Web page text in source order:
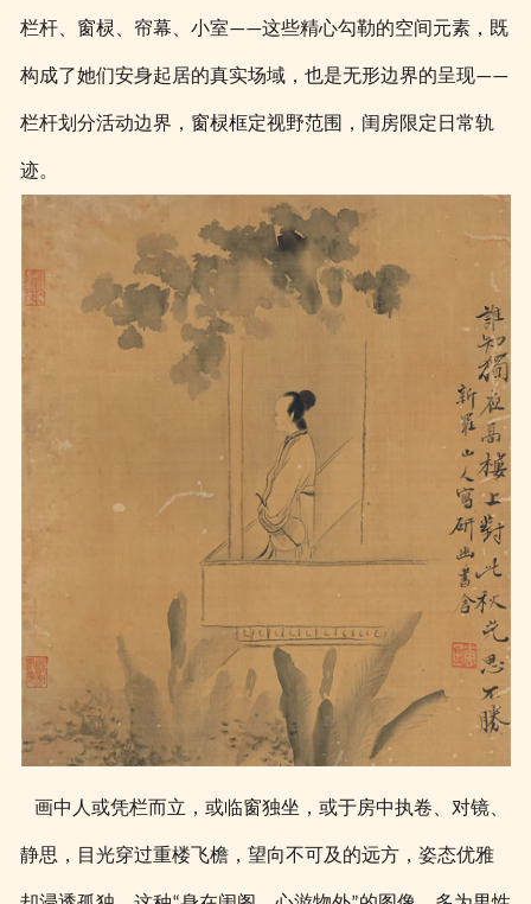
栏杆、窗棂、帘幕、小室——这些精心勾勒的空间元素，既
构成了她们安身起居的真实场域，也是无形边界的呈现——
栏杆划分活动边界，窗棂框定视野范围，闺房限定日常轨
迹。
画中人或凭栏而立，或临窗独坐，或于房中执卷、对镜、
静思，目光穿过重楼飞檐，望向不可及的远方，姿态优雅